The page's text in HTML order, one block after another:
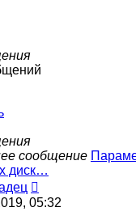
сообщение
диск…
к
05:32